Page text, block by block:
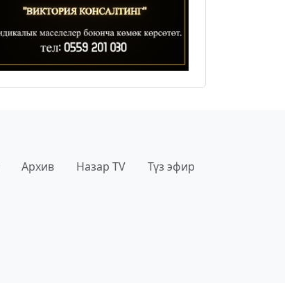
Архив Назар TV Түз эфир